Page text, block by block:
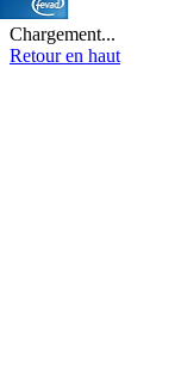
Chargement...
Retour en haut